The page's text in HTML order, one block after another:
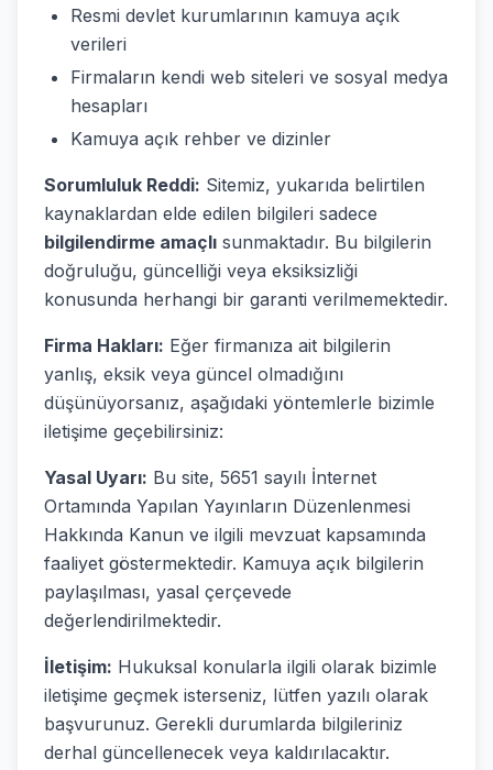
Resmi devlet kurumlarının kamuya açık
verileri
Firmaların kendi web siteleri ve sosyal medya
hesapları
Kamuya açık rehber ve dizinler
Sorumluluk Reddi: Sitemiz, yukarıda belirtilen
kaynaklardan elde edilen bilgileri sadece
bilgilendirme amaçlı sunmaktadır. Bu bilgilerin
doğruluğu, güncelliği veya eksiksizliği
konusunda herhangi bir garanti verilmemektedir.
Firma Hakları: Eğer firmanıza ait bilgilerin
yanlış, eksik veya güncel olmadığını
düşünüyorsanız, aşağıdaki yöntemlerle bizimle
iletişime geçebilirsiniz:
Yasal Uyarı: Bu site, 5651 sayılı İnternet
Ortamında Yapılan Yayınların Düzenlenmesi
Hakkında Kanun ve ilgili mevzuat kapsamında
faaliyet göstermektedir. Kamuya açık bilgilerin
paylaşılması, yasal çerçevede
değerlendirilmektedir.
İletişim: Hukuksal konularla ilgili olarak bizimle
iletişime geçmek isterseniz, lütfen yazılı olarak
başvurunuz. Gerekli durumlarda bilgileriniz
derhal güncellenecek veya kaldırılacaktır.